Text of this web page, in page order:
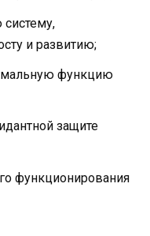
и развитию;
функцию
защите
функционирования